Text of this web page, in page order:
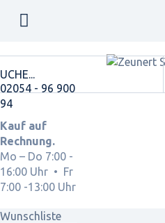
02054 - 96 900
94
Kauf auf
Rechnung.
Mo – Do 7:00 -
16:00 Uhr • Fr
7:00 -13:00 Uhr
Wunschliste